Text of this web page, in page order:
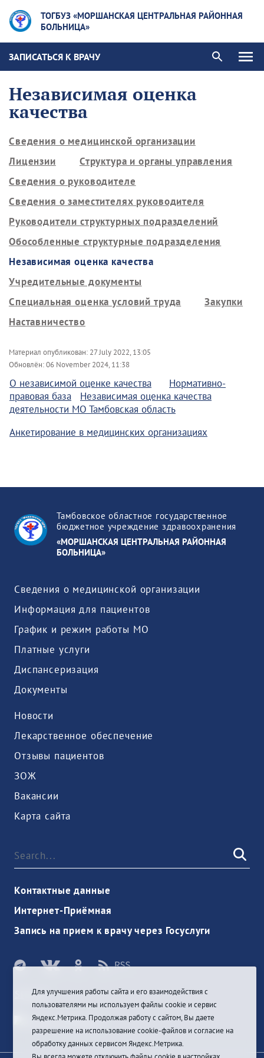
ТОГБУЗ «МОРШАНСКАЯ ЦЕНТРАЛЬНАЯ РАЙОННАЯ
БОЛЬНИЦА»
ЗАПИСАТЬСЯ К ВРАЧУ
Независимая оценка
качества
Сведения о медицинской организации
Лицензии
Структура и органы управления
Сведения о руководителе
Сведения о заместителях руководителя
Руководители структурных подразделений
Обособленные структурные подразделения
Независимая оценка качества
Учредительные документы
Специальная оценка условий труда
Закупки
Наставничество
Материал опубликован: 27 July 2022, 13:05
Обновлён:06 November 2024, 11:38
О независимой оценке качества
Нормативно-
правовая база
Независимая оценка качества
деятельности МО Тамбовская область
Анкетирование в медицинских организациях
Тамбовское областное государственное
бюджетное учреждение здравоохранения
«МОРШАНСКАЯ ЦЕНТРАЛЬНАЯ РАЙОННАЯ
БОЛЬНИЦА»
Сведения о медицинской организации
Информация для пациентов
График и режим работы МО
Платные услуги
Диспансеризация
Документы
Новости
Лекарственное обеспечение
Отзывы пациентов
ЗОЖ
Вакансии
Карта сайта
Контактные данные
Интернет-Приёмная
Запись на прием к врачу через Госуслуги
Sign In
Для улучшения работы сайта и его взаимодействия с
пользователями мы используем файлы cookie и сервис
Яндекс.Метрика. Продолжая работу с сайтом, Вы даете
разрешение на использование cookie-файлов и согласие на
обработку данных сервисом Яндекс.Метрика.